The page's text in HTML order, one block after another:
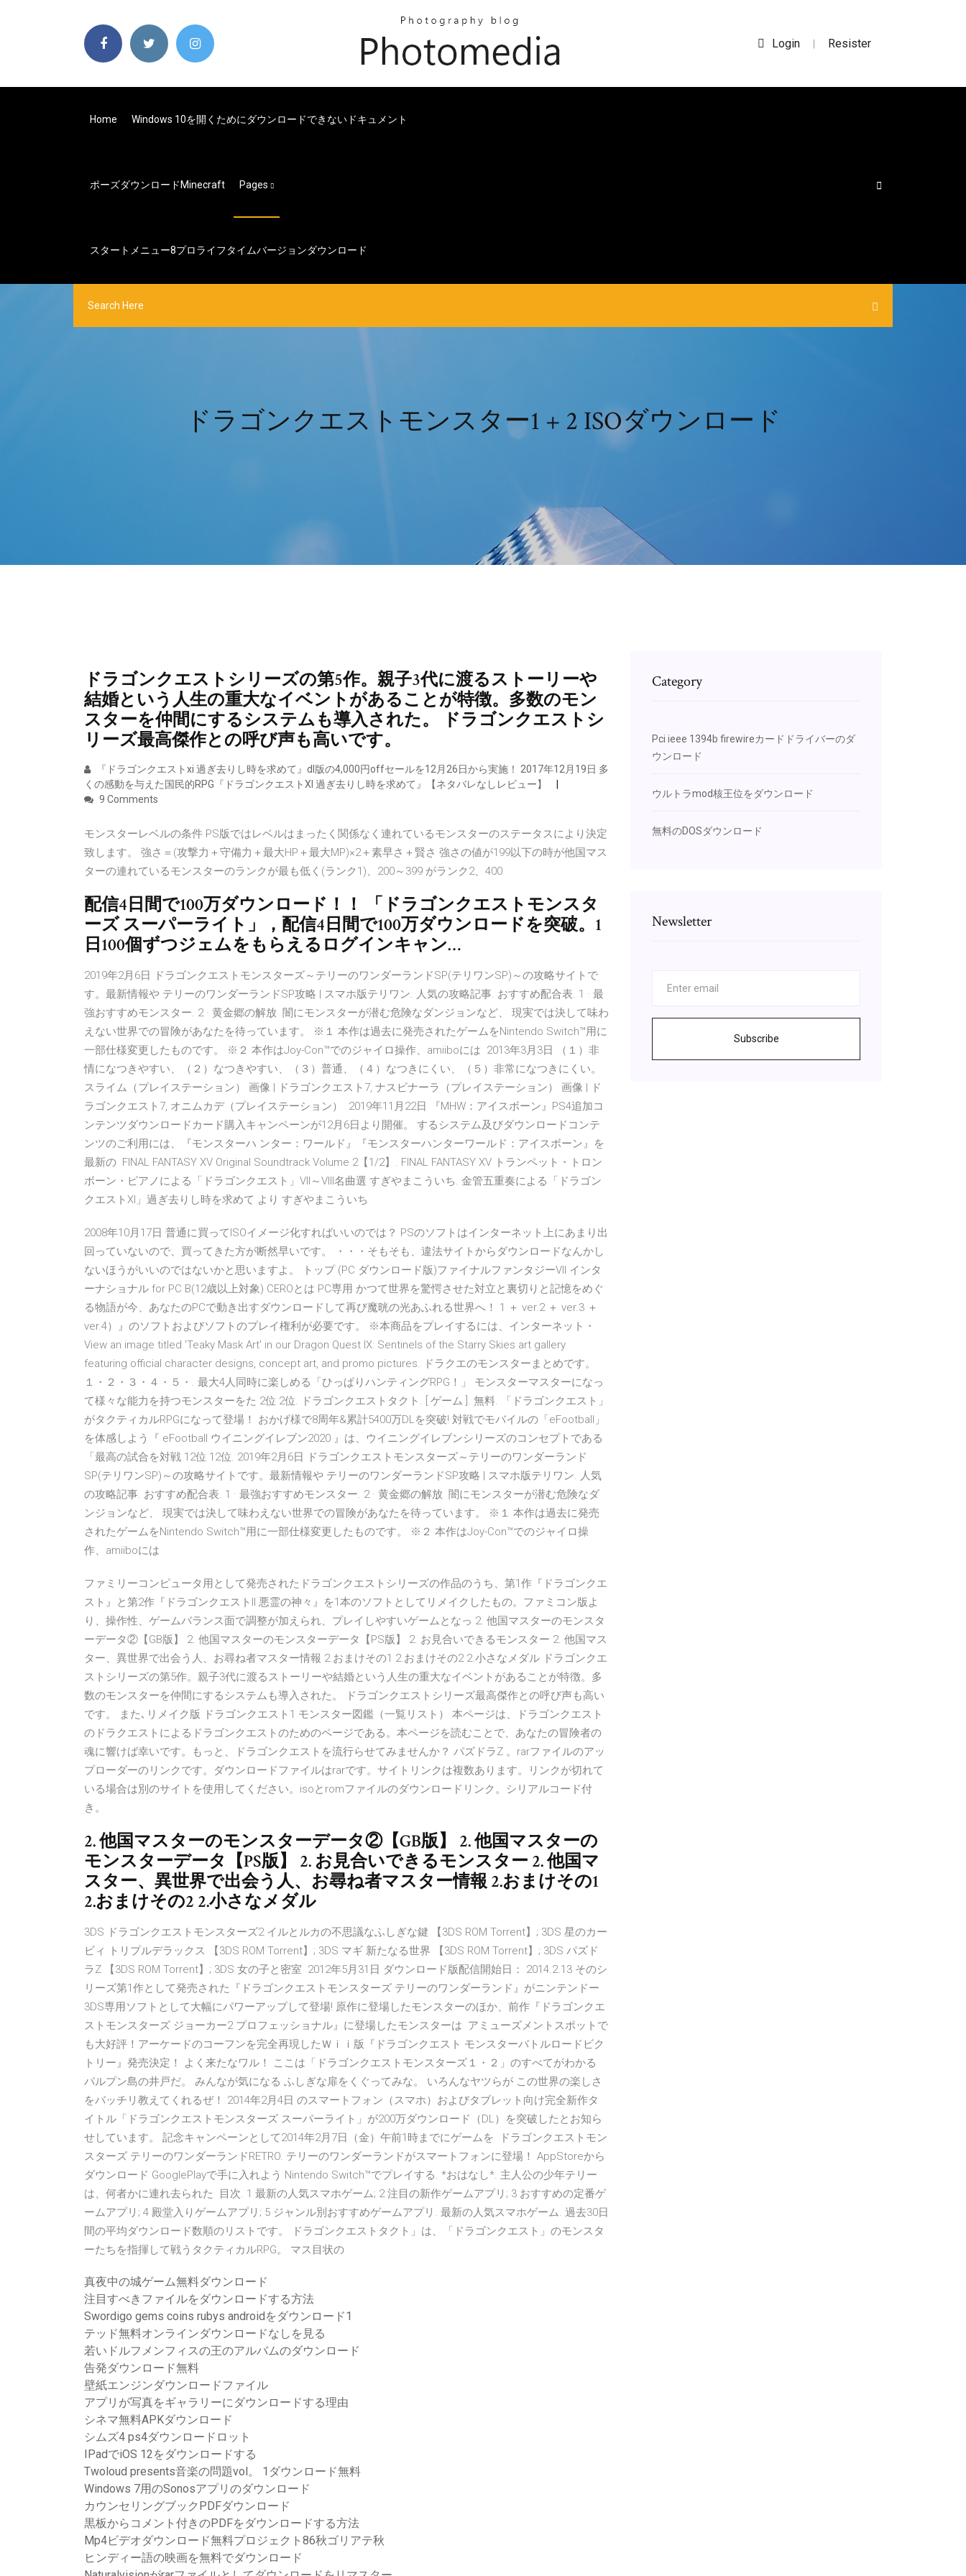
Login | Resister
Home Windows 10を開くためにダウンロードできないドキュメント
ポーズダウンロードMinecraft Pages
スタートメニュー8プロライフタイムバージョンダウンロード
ドラゴンクエストモンスター1 + 2 ISOダウンロード
ドラゴンクエストシリーズの第5作。親子3代に渡るストーリーや
結婚という人生の重大なイベントがあることが特徴。多数のモン
スターを仲間にするシステムも導入された。 ドラゴンクエストシ
リーズ最高傑作との呼び声も高いです。
『ドラゴンクエストxi 過ぎ去りし時を求めて』dl版の4,000円offセールを12月26日から実施！ 2017年12月19日 多
くの感動を与えた国民的RPG『ドラゴンクエストXI 過ぎ去りし時を求めて』【ネタバレなしレビュー】
9 Comments
モンスターレベルの条件 PS版ではレベルはまったく関係なく連れているモンスターのステータスにより決定
致します。 強さ＝(攻撃力＋守備力＋最大HP＋最大MP)×2＋素早さ＋賢さ 強さの値が199以下の時が他国マス
ターの連れているモンスターのランクが最も低く(ランク1)、200～399 がランク2、400
配信4日間で100万ダウンロード！！ 「ドラゴンクエストモンスタ
ーズ スーパーライト」，配信4日間で100万ダウンロードを突破。1
日100個ずつジェムをもらえるログインキャン…
2019年2月6日 ドラゴンクエストモンスターズ～テリーのワンダーランドSP(テリワンSP)～の攻略サイトで
す。最新情報や テリーのワンダーランドSP攻略 | スマホ版テリワン. 人気の攻略記事. おすすめ配合表. 1 · 最
強おすすめモンスター. 2 · 黄金郷の解放 闇にモンスターが潜む危険なダンジョンなど、 現実では決して味わ
えない世界での冒険があなたを待っています。 ※１ 本作は過去に発売されたゲームをNintendo Switch™用に
一部仕様変更したものです。 ※２ 本作はJoy-Con™でのジャイロ操作、amiiboには 2013年3月3日 （１）非
情になつきやすい、（２）なつきやすい、（３）普通、（４）なつきにくい、（５）非常になつきにくい。
スライム（プレイステーション） 画像 | ドラゴンクエスト7, ナスビナーラ（プレイステーション） 画像 | ド
ラゴンクエスト7, オニムカデ（プレイステーション） 2019年11月22日 『MHW：アイスボーン』PS4追加コ
ンテンツダウンロードカード購入キャンペーンが12月6日より開催。 するシステム及びダウンロードコンテ
ンツのご利用には、『モンスターハ ンター：ワールド』『モンスターハンターワールド：アイスボーン』を
最新の FINAL FANTASY XV Original Soundtrack Volume 2【1/2】. FINAL FANTASY XV トランペット・トロン
ボーン・ピアノによる「ドラゴンクエスト」VII～VIII名曲選 すぎやまこういち. 金管五重奏による「ドラゴン
クエストXI」過ぎ去りし時を求めて より すぎやまこういち
2008年10月17日 普通に買ってISOイメージ化すればいいのでは？ PSのソフトはインターネット上にあまり出
回っていないので、買ってきた方が断然早いです。 ・・・そもそも、違法サイトからダウンロードなんかし
ないほうがいいのではないかと思いますよ。 トップ (PC ダウンロード版)ファイナルファンタジーVII インタ
ーナショナル for PC B(12歳以上対象) CEROとは PC専用 かつて世界を驚愕させた対立と裏切りと記憶をめぐ
る物語が今、あなたのPCで動き出すダウンロードして再び魔晄の光あふれる世界へ！ 1 ＋ ver.2 ＋ ver.3 ＋
ver.4）』のソフトおよびソフトのプレイ権利が必要です。 ※本商品をプレイするには、インターネット・
View an image titled 'Teaky Mask Art' in our Dragon Quest IX: Sentinels of the Starry Skies art gallery
featuring official character designs, concept art, and promo pictures. ドラクエのモンスターまとめです。
１・２・３・４・５・. 最大4人同時に楽しめる「ひっぱりハンティングRPG！」 モンスターマスターになっ
て様々な能力を持つモンスターをた 2位 2位. ドラゴンクエストタクト. [ ゲーム ]. 無料. 「ドラゴンクエスト」
がタクティカルRPGになって登場！ おかげ様で8周年&累計5400万DLを突破! 対戦でモバイルの「eFootball」
を体感しよう『 eFootball ウイニングイレブン2020 』は、ウイニングイレブンシリーズのコンセプトである
「最高の試合を対戦 12位 12位. 2019年2月6日 ドラゴンクエストモンスターズ～テリーのワンダーランド
SP(テリワンSP)～の攻略サイトです。最新情報や テリーのワンダーランドSP攻略 | スマホ版テリワン. 人気
の攻略記事. おすすめ配合表. 1 · 最強おすすめモンスター. 2 · 黄金郷の解放 闇にモンスターが潜む危険なダ
ンジョンなど、 現実では決して味わえない世界での冒険があなたを待っています。 ※１ 本作は過去に発売
されたゲームをNintendo Switch™用に一部仕様変更したものです。 ※２ 本作はJoy-Con™でのジャイロ操
作、amiiboには
ファミリーコンピュータ用として発売されたドラゴンクエストシリーズの作品のうち、第1作『ドラゴンクエ
スト』と第2作『ドラゴンクエストII 悪霊の神々』を1本のソフトとしてリメイクしたもの。ファミコン版よ
り、操作性、ゲームバランス面で調整が加えられ、プレイしやすいゲームとなっ 2. 他国マスターのモンスタ
ーデータ②【GB版】 2. 他国マスターのモンスターデータ【PS版】 2. お見合いできるモンスター 2. 他国マス
ター、異世界で出会う人、お尋ね者マスター情報 2.おまけその1 2.おまけその2 2.小さなメダル ドラゴンクエ
ストシリーズの第5作。親子3代に渡るストーリーや結婚という人生の重大なイベントがあることが特徴。多
数のモンスターを仲間にするシステムも導入された。 ドラゴンクエストシリーズ最高傑作との呼び声も高い
です。 また､リメイク版 ドラゴンクエスト1 モンスター図鑑（一覧リスト） 本ページは、ドラゴンクエスト
のドラクエストによるドラゴンクエストのためのページである。本ページを読むことで、あなたの冒険者の
魂に響けば幸いです。もっと、ドラゴンクエストを流行らせてみませんか？ パズドラZ 。rarファイルのアッ
プローダーのリンクです。ダウンロードファイルはrarです。サイトリンクは複数あります。リンクが切れて
いる場合は別のサイトを使用してください。isoとromファイルのダウンロードリンク。シリアルコード付
き。
2. 他国マスターのモンスターデータ②【GB版】 2. 他国マスターの
モンスターデータ【PS版】 2. お見合いできるモンスター 2. 他国マ
スター、異世界で出会う人、お尋ね者マスター情報 2.おまけその1
2.おまけその2 2.小さなメダル
3DS ドラゴンクエストモンスターズ2 イルとルカの不思議なふしぎな鍵 【3DS ROM Torrent】; 3DS 星のカー
ビィ トリプルデラックス 【3DS ROM Torrent】; 3DS マギ 新たなる世界 【3DS ROM Torrent】; 3DS パズド
ラZ 【3DS ROM Torrent】; 3DS 女の子と密室 2012年5月31日 ダウンロード版配信開始日： 2014.2.13 そのシ
リーズ第1作として発売された『ドラゴンクエストモンスターズ テリーのワンダーランド』がニンテンドー
3DS専用ソフトとして大幅にパワーアップして登場! 原作に登場したモンスターのほか、前作『ドラゴンクエ
ストモンスターズ ジョーカー2 プロフェッショナル』に登場したモンスターは アミューズメントスポットで
も大好評！アーケードのコーフンを完全再現したＷｉｉ版『ドラゴンクエスト モンスターバトルロードビク
トリー』発売決定！ よく来たなワル！ ここは「ドラゴンクエストモンスターズ１・２」のすべてがわかる
パルプン島の井戸だ。 みんなが気になる ふしぎな扉をくぐってみな。 いろんなヤツらが この世界の楽しさ
をバッチリ教えてくれるぜ！ 2014年2月4日 のスマートフォン（スマホ）およびタブレット向け完全新作タ
イトル「ドラゴンクエストモンスターズ スーパーライト」が200万ダウンロード（DL）を突破したとお知ら
せしています。 記念キャンペーンとして2014年2月7日（金）午前1時までにゲームを ドラゴンクエストモン
スターズ テリーのワンダーランドRETRO. テリーのワンダーランドがスマートフォンに登場！ AppStoreから
ダウンロード GooglePlayで手に入れよう Nintendo Switch™でプレイする. *おはなし*. 主人公の少年テリー
は、何者かに連れ去られた 目次. 1 最新の人気スマホゲーム; 2 注目の新作ゲームアプリ; 3 おすすめの定番ゲ
ームアプリ; 4 殿堂入りゲームアプリ; 5 ジャンル別おすすめゲームアプリ. 最新の人気スマホゲーム. 過去30日
間の平均ダウンロード数順のリストです。 ドラゴンクエストタクト」は、「ドラゴンクエスト」のモンスタ
ーたちを指揮して戦うタクティカルRPG。 マス目状の
真夜中の城ゲーム無料ダウンロード
注目すべきファイルをダウンロードする方法
Swordigo gems coins ruby​​s androidをダウンロード1
テッド無料オンラインダウンロードなしを見る
若いドルフメンフィスの王のアルバムのダウンロード
告発ダウンロード無料
壁紙エンジンダウンロードファイル
アプリが写真をギャラリーにダウンロードする理由
シネマ無料APKダウンロード
シムズ4 ps4ダウンロードロット
IPadでiOS 12をダウンロードする
Twoloud presents音楽の問題vol。 1ダウンロード無料
Windows 7用のSonosアプリのダウンロード
カウンセリングブックPDFダウンロード
黒板からコメント付きのPDFをダウンロードする方法
Mp4ビデオダウンロード無料プロジェクト86秋ゴリアテ秋
ヒンディー語の映画を無料でダウンロード
Category
Pci ieee 1394b firewireカードドライバーのダ
ウンロード
ウルトラmod核王位をダウンロード
無料のDOSダウンロード
Newsletter
Subscribe